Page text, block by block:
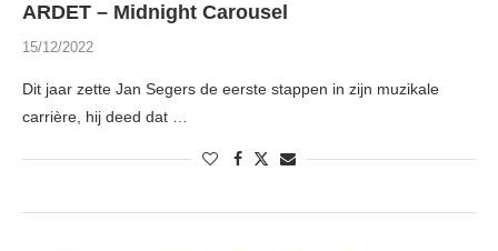
ARDET – Midnight Carousel
15/12/2022
Dit jaar zette Jan Segers de eerste stappen in zijn muzikale
carrière, hij deed dat …